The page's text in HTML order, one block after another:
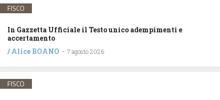
FISCO
In Gazzetta Ufficiale il Testo unico adempimenti e
accertamento
/Alice BOANO - 7 agosto 2026
FISCO